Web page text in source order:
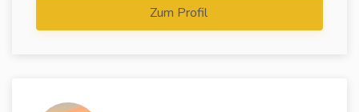
Zum Profil